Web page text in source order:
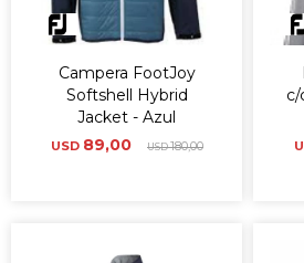
Campera FootJoy
Softshell Hybrid
Jacket - Azul
USD 89,00 USD180,00
c/